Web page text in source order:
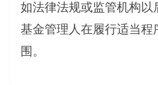
如法律法规或监管机构
基金管理人在履行适当
围。